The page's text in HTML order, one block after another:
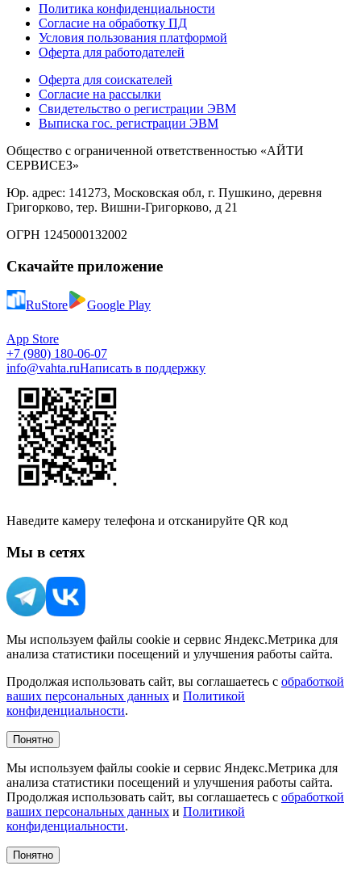
Политика конфиденциальности
Согласие на обработку ПД
Условия пользования платформой
Оферта для работодателей
Оферта для соискателей
Согласие на рассылки
Свидетельство о регистрации ЭВМ
Выписка гос. регистрации ЭВМ
Общество с ограниченной ответственностью «АЙТИ
СЕРВИСЕЗ»
Юр. адрес: 141273, Московская обл, г. Пушкино, деревня
Григорково, тер. Вишни-Григорково, д 21
ОГРН 1245000132002
Скачайте приложение
RuStore Google Play
App Store
+7 (980) 180-06-07
info@vahta.ruНаписать в поддержку
Наведите камеру телефона и отсканируйте QR код
Мы в сетях
Мы используем файлы cookie и сервис Яндекс.Метрика для
анализа статистики посещений и улучшения работы сайта.
Продолжая использовать сайт, вы соглашаетесь с обработкой
ваших персональных данных и Политикой
конфиденциальности.
Понятно
Мы используем файлы cookie и сервис Яндекс.Метрика для
анализа статистики посещений и улучшения работы сайта.
Продолжая использовать сайт, вы соглашаетесь с обработкой
ваших персональных данных и Политикой
конфиденциальности.
Понятно